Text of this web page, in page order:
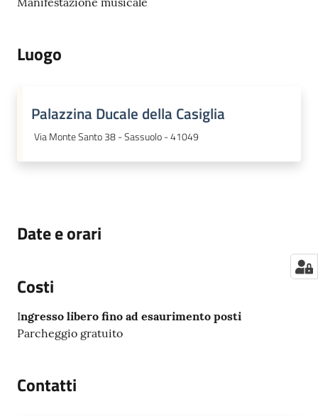
Luogo
Palazzina Ducale della Casiglia
Via Monte Santo 38 - Sassuolo - 41049
Date e orari
Costi
Ingresso libero fino ad esaurimento posti
Parcheggio gratuito
Contatti